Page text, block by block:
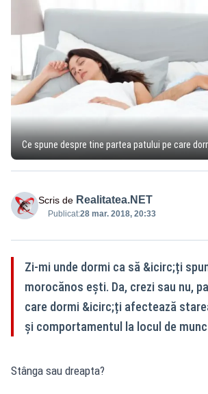
Ce spune despre tine partea patului pe care
Scris de Realitatea.NET
Publicat:28 mar. 2018, 20:33
Zi-mi unde dormi ca să &icirc;ți
morocănos ești. Da, crezi sau nu,
care dormi &icirc;ți afectează
și comportamentul la locul de
Stânga sau dreapta?